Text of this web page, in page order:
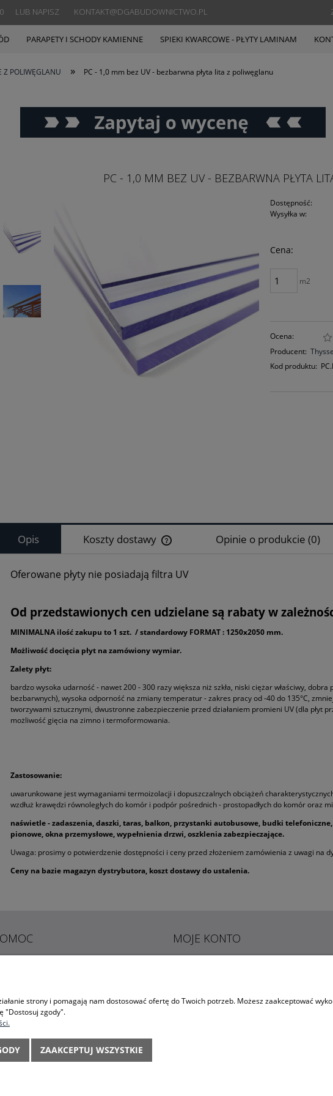
LUB NAPISZ KONTAKT@DGABUDOWNICTWO.PL
PARAPETY I SCHODY KAMIENNE SPIEKI KWARCOWE - PŁYTY LAMINAM
Z POLIWĘGLANU » PC - 1,0 mm bez UV - bezbarwna płyta lita z poliwęglanu
GRES TARASOWY 20MM DREWNOPODOBNY
PC - 1,0 MM BEZ UV - BEZBARWNA PŁYTA
Dostępność:
Wysyłka w:
Cena:
m2
Ocena:
Producent:
Kod produktu:
Opis Koszty dostawy
Cena nie zawiera ewentualnych kosztów
Opinie o produkcie (0)
Oferowane płyty nie posiadają filtra UV
Od przedstawionych cen udzielane są rabaty w
MINIMALNA ilość zakupu to 1 szt. / standardowy FORMAT : 1250x2050 mm.
Możliwość docięcia płyt na zamówiony wymiar.
Zalety płyt:
bardzo wysoka udarność - nawet 200 - 300 razy większa niż szkła, niski ciężar właściwy, dobra
bezbarwnych), wysoka odporność na zmiany temperatur - zakres pracy od -40 do 135°C,
tworzywami sztucznymi, dwustronne zabezpieczenie przed działaniem promieni UV (dla płyt
możliwość gięcia na zimno i termoformowania.
Zastosowanie:
uwarunkowane jest wymaganiami termoizolacji i dopuszczalnych obciążeń
wzdłuż krawędzi równoległych do komór i podpór pośrednich - prostopadłych do komór oraz
naświetle - zadaszenia, daszki, taras, balkon, przystanki autobusowe, budki
pionowe, okna przemysłowe, wypełnienia drzwi, oszklenia zabezpieczające.
Uwaga: prosimy o potwierdzenie dostępności i ceny przed złożeniem zamówienia z uwagi na
Ceny na bazie magazyn dystrybutora, koszt dostawy do ustalenia.
PYTANIA
PRYWATNOŚCI I PRZETWARZANIE
OSOBOWYCH
PYTANIA
MOJE KONTO
MOJE ZAMÓWIENIA
strony i pomagają nam dostosować ofertę do Twoich potrzeb. Możesz zaakceptować
"Dostosuj zgody".
ZAAKCEPTUJ WSZYSTKIE